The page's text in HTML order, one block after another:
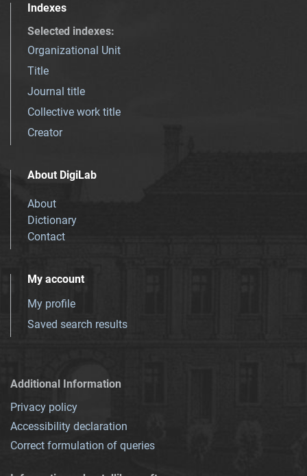
Indexes
Selected indexes:
Organizational Unit
Title
Journal title
Collective work title
Creator
About DigiLab
About
Dictionary
Contact
My account
My profile
Saved search results
Additional Information
Privacy policy
Accessibility declaration
Correct formulation of queries